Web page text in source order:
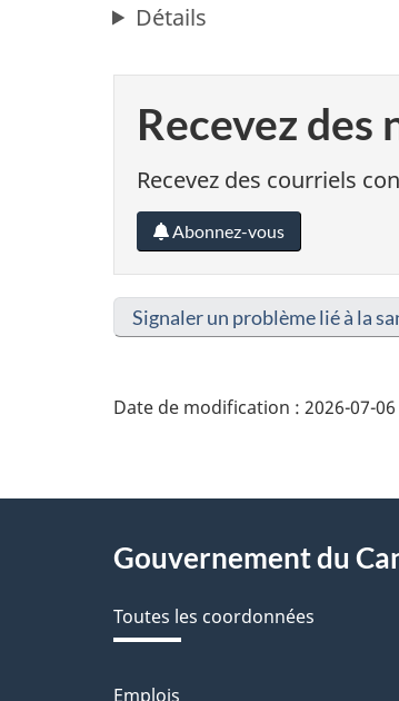
Détails
Recevez
Recevez des courriels
Abonnez-vous
Signaler un problème lié à la
Date de modification : 2026-07-06
AboutGouvernement du
Toutes les coordonnées
Emplois